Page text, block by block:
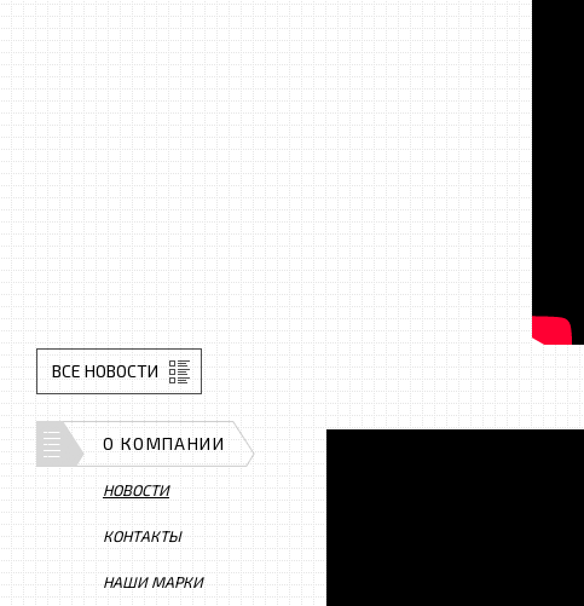
ВСЕ НОВОСТИ
О КОМПАНИИ
НОВОСТИ
КОНТАКТЫ
НАШИ МАРКИ